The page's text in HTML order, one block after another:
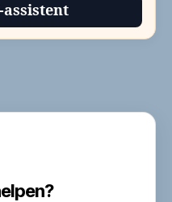
assistent